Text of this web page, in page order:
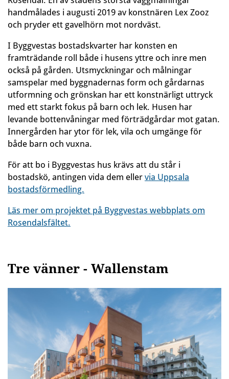
handmålades i augusti 2019 av konstnären Lex Zooz
och pryder ett gavelhörn mot nordväst.
I Byggvestas bostadskvarter har konsten en
framträdande roll både i husens yttre och inre men
också på gården. Utsmyckningar och målningar
samspelar med byggnadernas form och gårdarnas
utformning och grönskan har ett konstnärligt uttryck
med ett starkt fokus på barn och lek. Husen har
levande bottenvåningar med förträdgårdar mot gatan.
Innergården har ytor för lek, vila och umgänge för
både barn och vuxna.
För att bo i Byggvestas hus krävs att du står i
bostadskö, antingen vida dem eller via Uppsala
bostadsförmedling.
Läs mer om projektet på Byggvestas webbplats om
Rosendalsfältet.
Tre vänner - Wallenstam